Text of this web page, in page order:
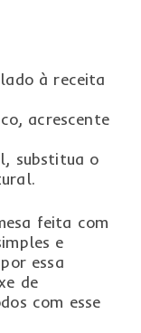
à receita
acrescente
substitua o
feita com
e
essa
de
com esse